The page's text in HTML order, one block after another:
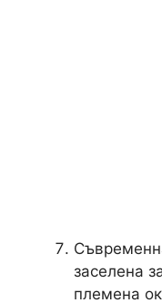
заселена
племена